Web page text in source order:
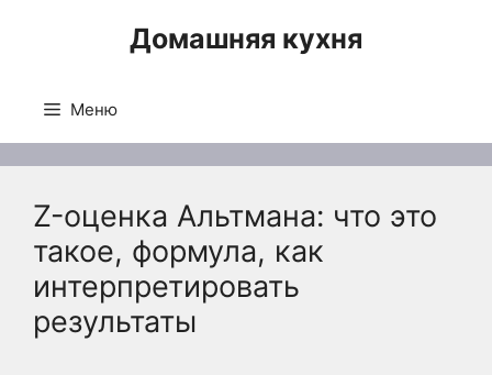
Домашняя кухня
Меню
Z-оценка Альтмана: что это
такое, формула, как
интерпретировать
результаты